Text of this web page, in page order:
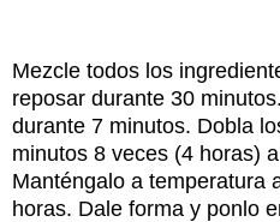
Mezcle todos los
reposar durante 30
durante 7 minutos. Dobla
minutos 8 veces (4 horas)
Manténgalo a temperatura
horas. Dale forma y ponlo